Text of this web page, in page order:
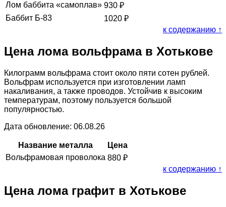
Лом баббита «самоплав» 930 ₽
Баббит Б-83
1020 ₽
к содержанию ↑
Цена лома вольфрама в Хотькове
Килограмм вольфрама стоит около пяти сотен рублей.
Вольфрам используется при изготовлении ламп
накаливания, а также проводов. Устойчив к высоким
температурам, поэтому пользуется большой
популярностью.
Дата обновление: 06.08.26
Название металла
Цена
Вольфрамовая проволока 880 ₽
к содержанию ↑
Цена лома графит в Хотькове